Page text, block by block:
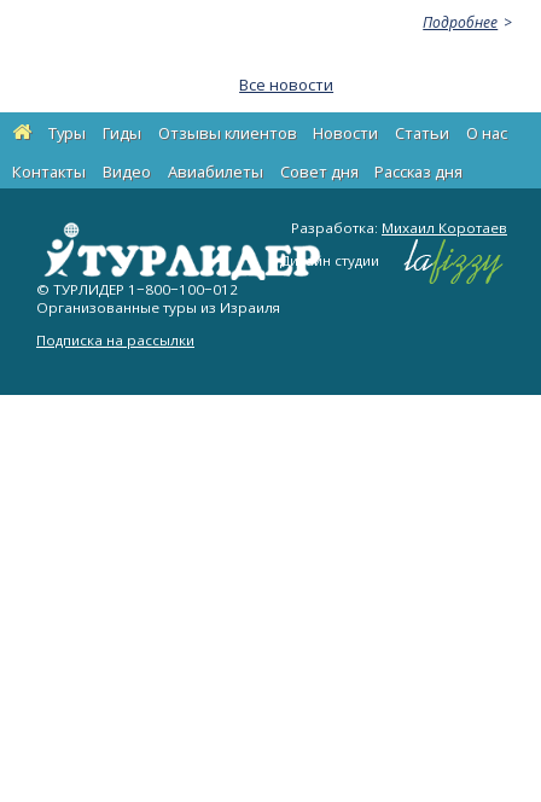
Подробнее
Все новости
Туры Гиды Отзывы клиентов Новости Статьи
О нас
Контакты
Видео Авиабилеты Cовет дня Рассказ дня
© ТУРЛИДЕР 1−800−100−012
Организованные туры из Израиля
Подписка на рассылки
Разработка: Михаил Коротаев
Дизайн студии